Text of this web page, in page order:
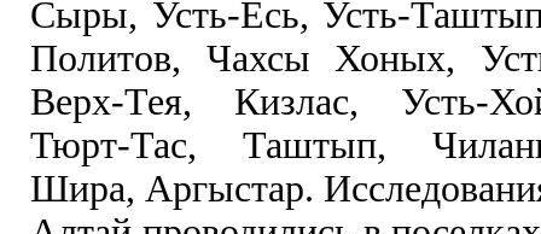
Сыры, Усть-Есь, Усть-
Политов, Чахсы Хоных,
Верх-Тея, Кизлас, Усть-
Тюрт-Тас, Таштып,
Шира, Аргыстар.